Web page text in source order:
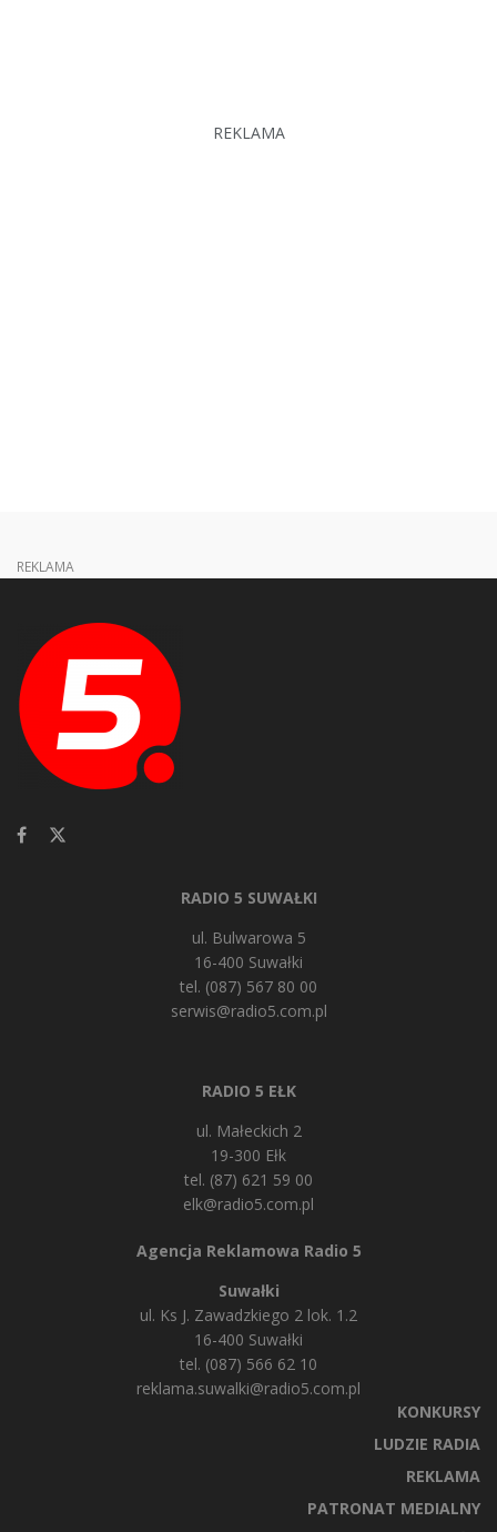
REKLAMA
REKLAMA
RADIO 5 SUWAŁKI
ul. Bulwarowa 5
16-400 Suwałki
tel. (087) 567 80 00
serwis@radio5.com.pl
RADIO 5 EŁK
ul. Małeckich 2
19-300 Ełk
tel. (87) 621 59 00
elk@radio5.com.pl
Agencja Reklamowa Radio 5
Suwałki
ul. Ks J. Zawadzkiego 2 lok. 1.2
16-400 Suwałki
tel. (087) 566 62 10
reklama.suwalki@radio5.com.pl
KONKURSY
LUDZIE RADIA
REKLAMA
PATRONAT MEDIALNY